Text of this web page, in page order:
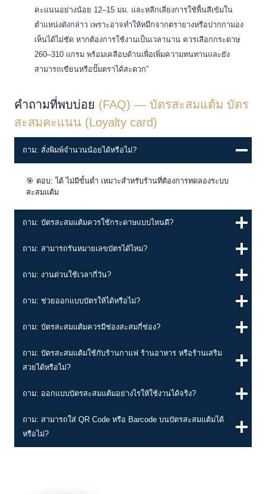
คะแนนอย่างน้อย 12–15 มม. และหลีกเลี่ยงการใช้พื้นสีเข้มใน
ตำแหน่งดังกล่าว เพราะอาจทำให้หมึกจากตรายางหรือปากกามอง
เห็นได้ไม่ชัด หากต้องการใช้งานเป็นเวลานาน ควรเลือกกระดาษ
260–310 แกรม พร้อมเคลือบด้านเพื่อเพิ่มความทนทานและยัง
สามารถเขียนหรือปั๊มตราได้สะดวก”
คำถามที่พบบ่อย (FAQ) — บัตรสะสมแต้ม บัตร
สะสมคะแนน (Loyalty card)
ถาม: สั่งพิมพ์จำนวนน้อยได้หรือไม่?
🎯 ตอบ: ได้ ไม่มีขั้นต่ำ เหมาะสำหรับร้านที่ต้องการทดลองระบบ
สะสมแต้ม
ถาม: บัตรสะสมแต้มควรใช้กระดาษแบบไหนดี?
ถาม: สามารถรันหมายเลขบัตรได้ไหม?
ถาม: งานด่วนใช้เวลากี่วัน?
ถาม: ช่วยออกแบบบัตรให้ได้หรือไม่?
ถาม: บัตรสะสมแต้มควรมีช่องสะสมกี่ช่อง?
ถาม: บัตรสะสมแต้มใช้กับร้านกาแฟ ร้านอาหาร หรือร้านเสริม
สวยได้หรือไม่?
ถาม: ออกแบบบัตรสะสมแต้มอย่างไรให้ใช้งานได้จริง?
ถาม: สามารถใส่ QR Code หรือ Barcode บนบัตรสะสมแต้มได้
หรือไม่?